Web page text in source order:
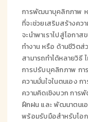
การพัฒนาบุคลิกภาพ
ที่จะช่วยเสริมสร้างคว
จะนำพาเราไปสู่โอกา
ทำงาน หรือ ด้านชีวิต
สามารถทำได้หลายวิธี
การปรับบุคลิกภาพ ก
ความมั่นใจในตนเอง
ความคิดเชิงบวก การ
ฝึกฝน และ พัฒนาตนเอ
พร้อมรับมือสำหรับโอก